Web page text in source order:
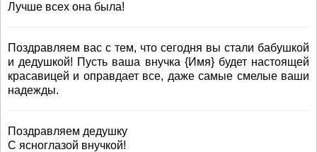
Лучше всех она была!
Поздравляем вас с тем, что сегодня вы стали бабушкой
и дедушкой! Пусть ваша внучка {Имя} будет настоящей
красавицей и оправдает все, даже самые смелые ваши
надежды.
Поздравляем дедушку
С ясноглазой внучкой!